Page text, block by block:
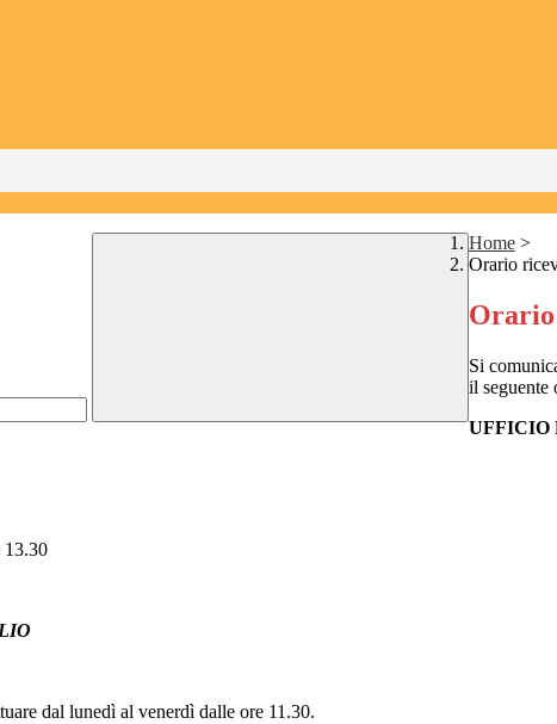
Home >
Orario
Orario
Si
il seguente
UFFICIO
13.30
dal lunedì al venerdì dalle ore 11.30.